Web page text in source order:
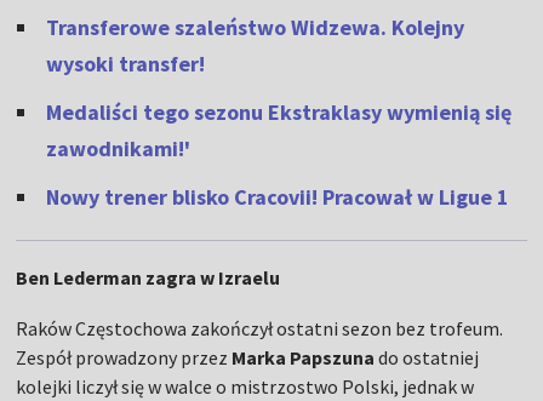
Transferowe szaleństwo Widzewa. Kolejny
wysoki transfer!
Medaliści tego sezonu Ekstraklasy wymienią się
zawodnikami!'
Nowy trener blisko Cracovii! Pracował w Ligue 1
Ben Lederman zagra w Izraelu
Raków Częstochowa zakończył ostatni sezon bez trofeum.
Zespół prowadzony przez Marka Papszuna do ostatniej
kolejki liczył się w walce o mistrzostwo Polski, jednak w